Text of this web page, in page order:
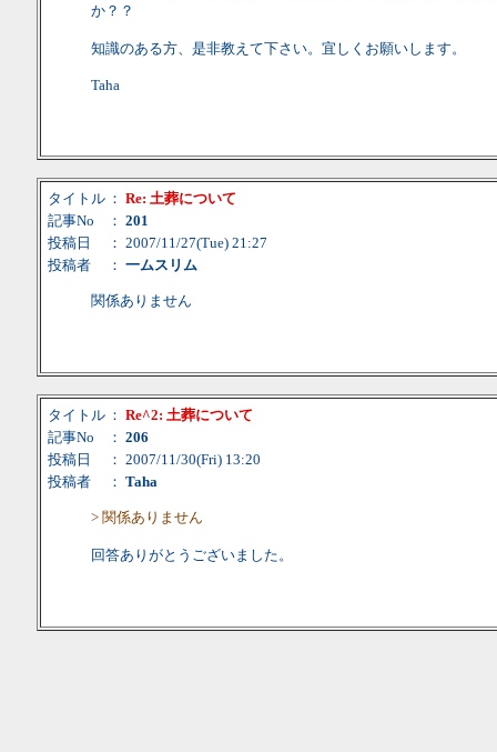
か？？
知識のある方、是非教えて下さい。宜しくお願いします。
Taha
タイトル ： Re: 土葬について
記事No
： 201
投稿日
： 2007/11/27(Tue) 21:27
投稿者
： 一ムスリム
関係ありません
タイトル ： Re^2: 土葬について
記事No
： 206
投稿日
： 2007/11/30(Fri) 13:20
投稿者
： Taha
> 関係ありません
回答ありがとうございました。